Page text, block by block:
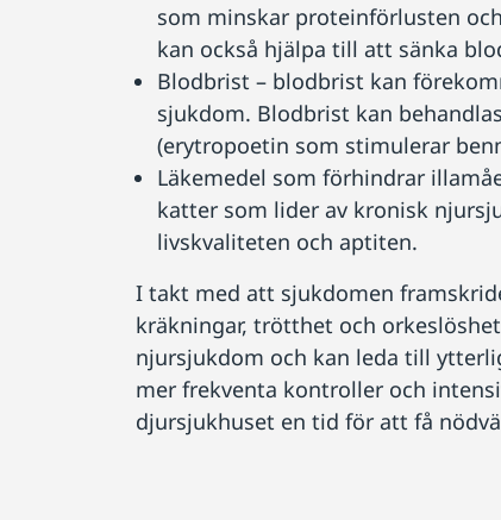
som minskar proteinförlusten
kan också hjälpa till att sänka
Blodbrist – blodbrist kan
sjukdom. Blodbrist kan
(erytropoetin som stimulerar
Läkemedel som förhindrar
katter som lider av kronisk
livskvaliteten och aptiten.
I takt med att sjukdomen
kräkningar, trötthet och
njursjukdom och kan leda till
mer frekventa kontroller och
djursjukhuset en tid för att få